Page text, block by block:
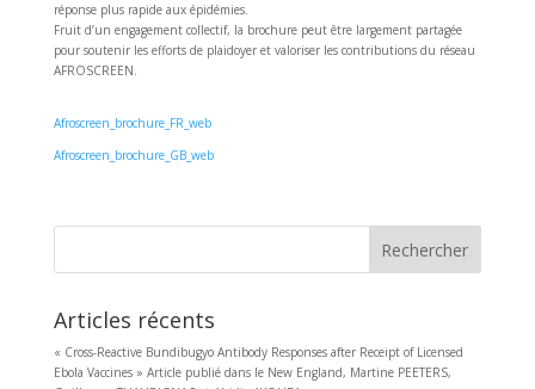
réponse plus rapide aux épidémies.
Fruit d’un engagement collectif, la brochure peut être largement partagée
pour soutenir les efforts de plaidoyer et valoriser les contributions du réseau
AFROSCREEN.
Afroscreen_brochure_FR_web
Afroscreen_brochure_GB_web
Rechercher
Articles récents
« Cross-Reactive Bundibugyo Antibody Responses after Receipt of Licensed
Ebola Vaccines » Article publié dans le New England, Martine PEETERS,